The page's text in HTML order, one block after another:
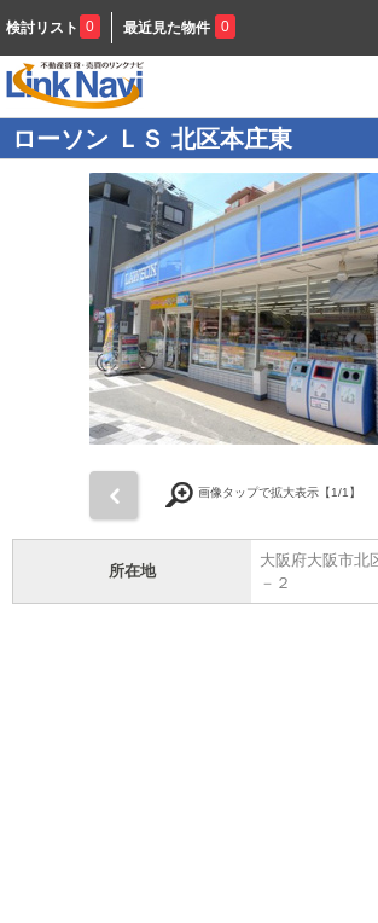
検討リスト 0 最近見た物件 0
ローソン ＬＳ 北区本庄東
画像タップで拡大表示【1/1】
所在地
大阪府大阪市北
－２